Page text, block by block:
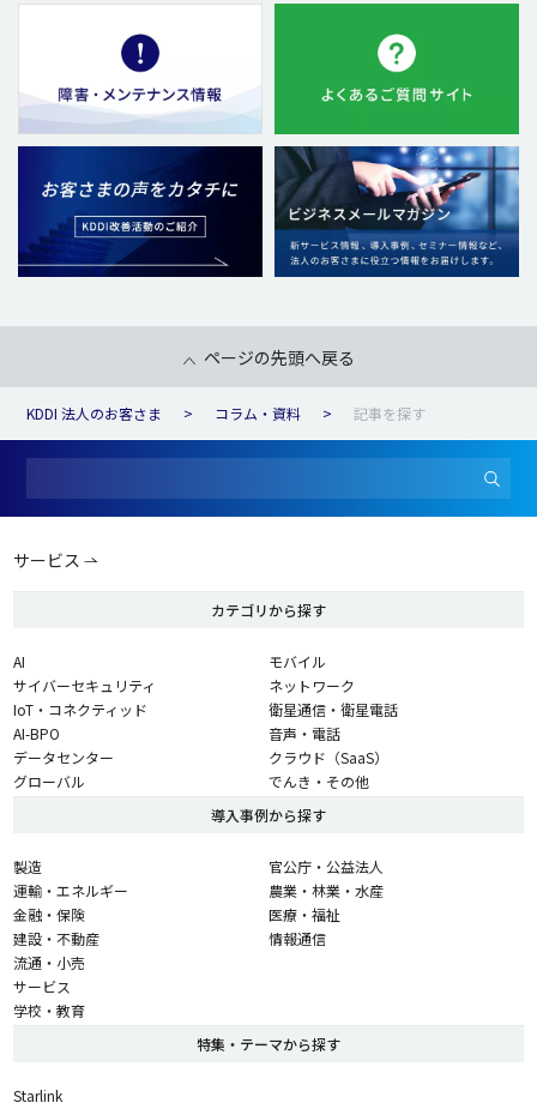
ページの先頭へ戻る
KDDI 法人のお客さま コラム・資料 記事を探す
サービス
カテゴリから探す
AI
サイバーセキュリティ
IoT・コネクティッド
AI-BPO
データセンター
グローバル
モバイル
ネットワーク
衛星通信・衛星電話
音声・電話
クラウド（SaaS）
でんき・その他
導入事例から探す
製造
運輸・エネルギー
金融・保険
建設・不動産
流通・小売
サービス
学校・教育
官公庁・公益法人
農業・林業・水産
医療・福祉
情報通信
特集・テーマから探す
Starlink